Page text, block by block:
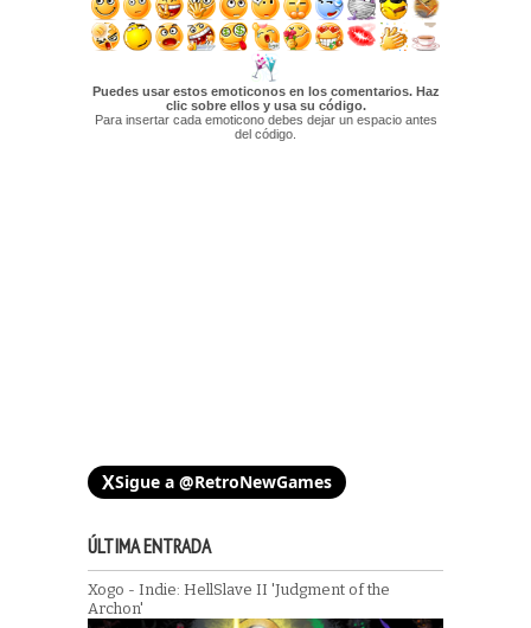
Puedes usar estos emoticonos en los comentarios. Haz
clic sobre ellos y usa su código.
Para insertar cada emoticono debes dejar un espacio antes
del código.
XSigue a @RetroNewGames
ÚLTIMA ENTRADA
Xogo - Indie: HellSlave II 'Judgment of the
Archon'